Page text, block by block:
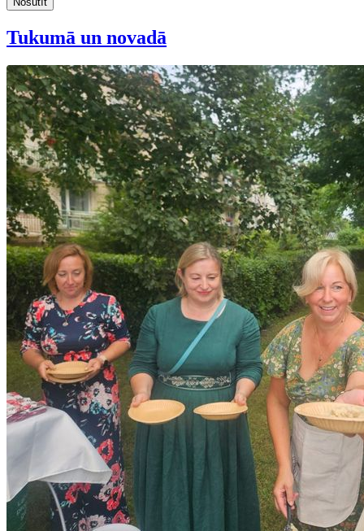
Tukumā un novadā